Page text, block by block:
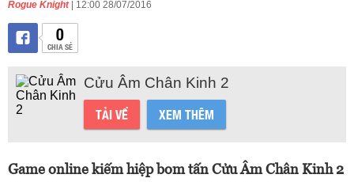
Rogue Knight | 12:00 28/07/2016
0
CHIA SẺ
Cửu Âm Chân Kinh 2
TẢI VỀ XEM THÊM
Game online kiếm hiệp bom tấn Cửu Âm Chân Kinh 2